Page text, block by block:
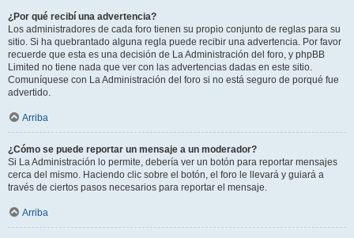
¿Por qué recibí una advertencia?
Los administradores de cada foro tienen su propio conjunto de reglas para su
sitio. Si ha quebrantado alguna regla puede recibir una advertencia. Por favor
recuerde que esta es una decisión de La Administración del foro, y phpBB
Limited no tiene nada que ver con las advertencias dadas en este sitio.
Comuníquese con La Administración del foro si no está seguro de porqué fue
advertido.
Arriba
¿Cómo se puede reportar un mensaje a un moderador?
Si La Administración lo permite, debería ver un botón para reportar mensajes
cerca del mismo. Haciendo clic sobre el botón, el foro le llevará y guiará a
través de ciertos pasos necesarios para reportar el mensaje.
Arriba